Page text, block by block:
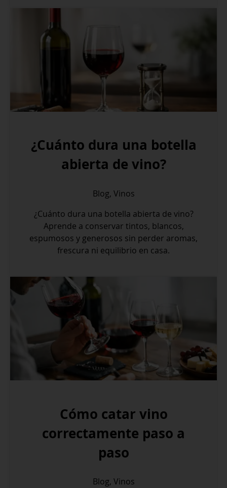
¿Cuánto dura una botella
abierta de vino?
Blog, Vinos
¿Cuánto dura una botella abierta de vino?
Aprende a conservar tintos, blancos,
espumosos y generosos sin perder aromas,
frescura ni equilibrio en casa.
Cómo catar vino
correctamente paso a
paso
Blog, Vinos